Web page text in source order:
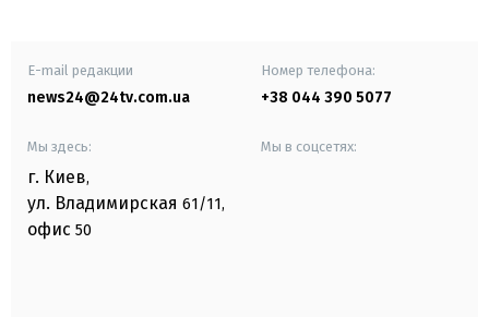
E-mail редакции
news24@24tv.com.ua
Номер телефона:
+38 044 390 5077
Мы здесь:
г. Киев,
ул. Владимирская 61/11,
офис 50
Мы в соцсетях: